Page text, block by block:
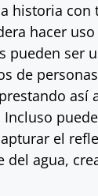
historia con
hacer
pueden ser
de
así
Incluso
el
del agua,